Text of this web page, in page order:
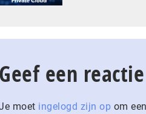
Geef een reactie
moet ingelogd zijn op om